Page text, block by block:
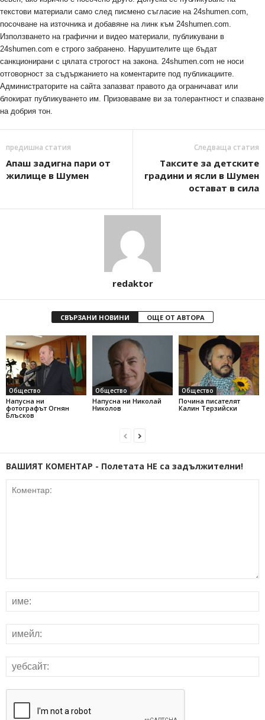
текстови материали само след писмено съгласие на 24shumen.com,
посочване на източника и добавяне на линк към 24shumen.com.
Използването на графични и видео материали, публикувани в
24shumen.com е строго забранено. Нарушителите ще бъдат
санкционирани с цялата строгост на закона. 24shumen.com не носи
отговорност за съдържанието на коментарите под публикациите.
Администраторите на сайта запазват правото да ограничават или
блокират публикуването им. Призоваваме ви за толерантност и спазване
на добрия тон.
предишна статия
Апаш задигна пари от
жилище в Шумен
Следваща статия
Таксите за детските
градини и ясли в Шумен
остават в сила
redaktor
СВЪРЗАНИ НОВИНИ ОЩЕ ОТ АВТОРА
Общество
Напусна ни
фотографът Огнян
Блъсков
Общество
Напусна ни Николай
Николов
Общество
Почина писателят
Калин Терзийски
ВАШИЯТ КОМЕНТАР - Полетата НЕ са задължителни!